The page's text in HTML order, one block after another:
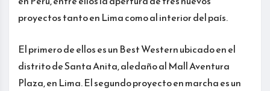
proyectos tanto en Lima como al interior del país.
El primero de ellos es un Best Western ubicado en el
distrito de Santa Anita, aledaño al Mall Aventura
Plaza, en Lima. El segundo proyecto en marcha es un